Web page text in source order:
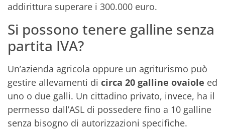
addirittura superare i 300.000 euro.
Si possono tenere galline senza
partita IVA?
Un’azienda agricola oppure un agriturismo può
gestire allevamenti di circa 20 galline ovaiole ed
uno o due galli. Un cittadino privato, invece, ha il
permesso dall’ASL di possedere fino a 10 galline
senza bisogno di autorizzazioni specifiche.